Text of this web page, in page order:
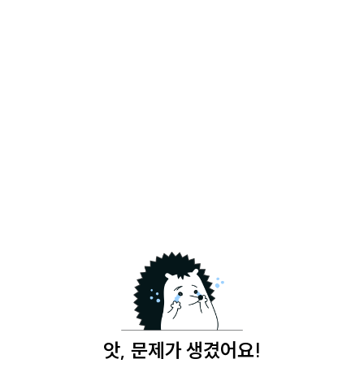
앗, 문제가 생겼어요!